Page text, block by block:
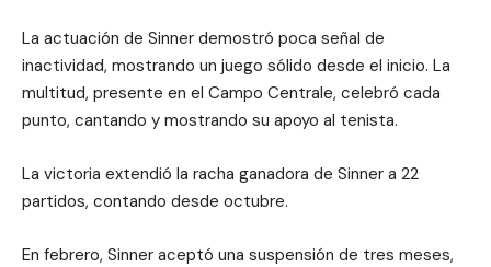
La actuación de Sinner demostró poca señal de
inactividad, mostrando un juego sólido desde el inicio. La
multitud, presente en el Campo Centrale, celebró cada
punto, cantando y mostrando su apoyo al tenista.
La victoria extendió la racha ganadora de Sinner a 22
partidos, contando desde octubre.
En febrero, Sinner aceptó una suspensión de tres meses,